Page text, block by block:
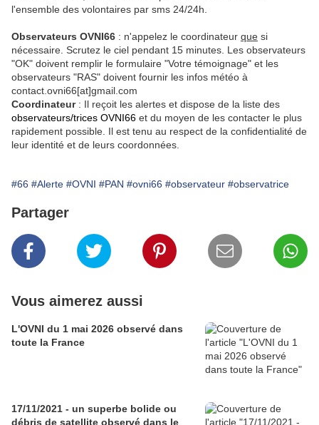
l'ensemble des volontaires par sms 24/24h.
Observateurs OVNI66 : n'appelez le coordinateur que si
nécessaire. Scrutez le ciel pendant 15 minutes. Les observateurs
"OK" doivent remplir le formulaire "Votre témoignage" et les
observateurs "RAS" doivent fournir les infos météo à
contact.ovni66[at]gmail.com
Coordinateur : Il reçoit les alertes et dispose de la liste des
observateurs/trices OVNI66 et du moyen de les contacter le plus
rapidement possible. Il est tenu au respect de la confidentialité de
leur identité et de leurs coordonnées.
#66 #Alerte #OVNI #PAN #ovni66 #observateur #observatrice
Partager
Vous aimerez aussi
L'OVNI du 1 mai 2026 observé dans
toute la France
17/11/2021 - un superbe bolide ou
débris de satellite observé dans le